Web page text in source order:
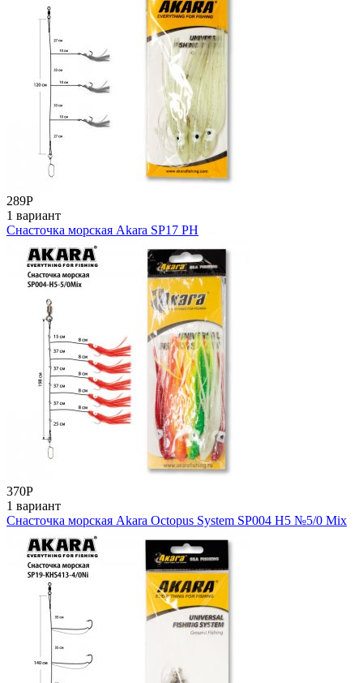
289Р
1 вариант
Снасточка морская Akara SP17 PH
370Р
1 вариант
Снасточка морская Akara Octopus System SP004 H5 №5/0 Mix